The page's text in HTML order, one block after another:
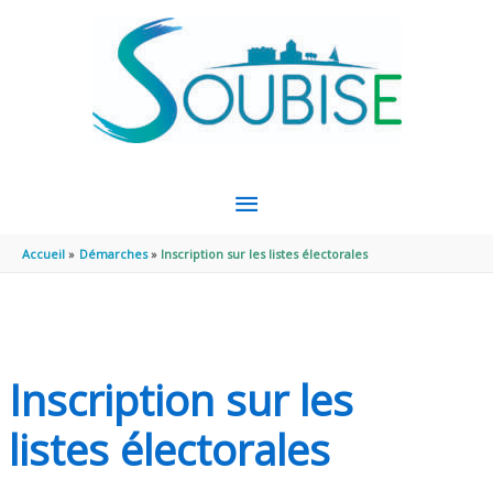
MENU
PRINCIPAL
Accueil Démarches Inscription sur les listes électorales
Inscription sur les
listes électorales